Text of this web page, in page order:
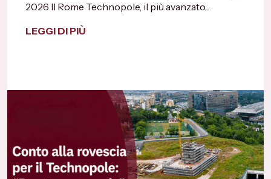
2026 Il Rome Technopole, il più avanzato...
LEGGI DI PIÙ